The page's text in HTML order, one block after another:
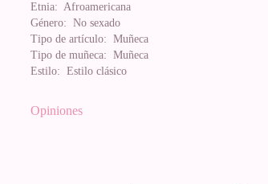
Etnia: Afroamericana
Género: No sexado
Tipo de artículo: Muñeca
Tipo de muñeca: Muñeca
Estilo: Estilo clásico
Opiniones